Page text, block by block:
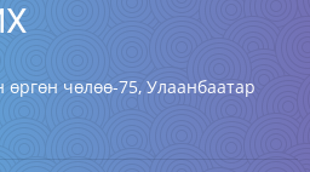
өргөн чөлөө-75, Улаанбаатар